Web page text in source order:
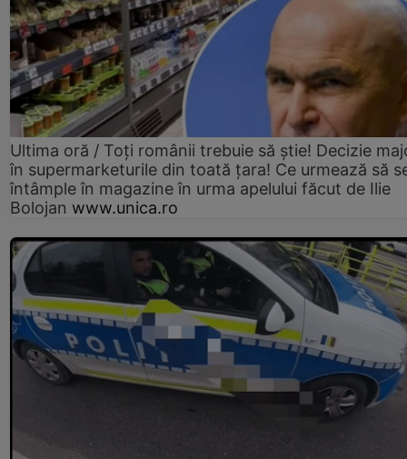
Ultima oră / Toți românii trebuie să știe! Decizie
în supermarketurile din toată țara! Ce urmează să
întâmple în magazine în urma apelului făcut de Ilie
Bolojan www.unica.ro